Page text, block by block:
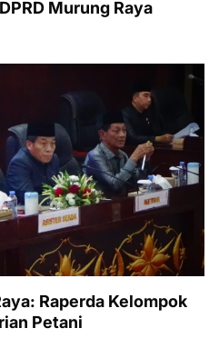
Murung Raya
Raperda Kelompok
Petani